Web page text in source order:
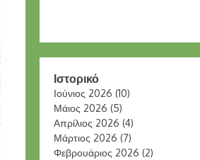
Ιστορικό
Ιούνιος 2026 (10)
Μάιος 2026 (5)
Απρίλιος 2026 (4)
Μάρτιος 2026 (7)
Φεβρουάριος 2026 (2)